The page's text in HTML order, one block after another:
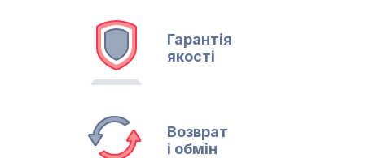
Гарантія
якості
Возврат
і обмін